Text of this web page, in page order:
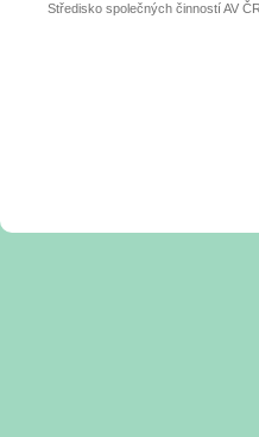
Středisko společných činností AV